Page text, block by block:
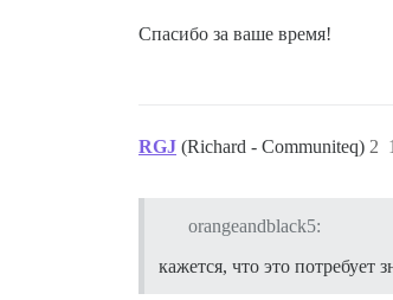
Спасибо за ваше время!
RGJ (Richard - Communiteq) 2
orangeandblack5:
кажется, что это потребует